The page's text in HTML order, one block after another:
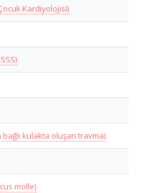
Kardiyolojisi)
bağlı kulakta oluşan travma)
molle)